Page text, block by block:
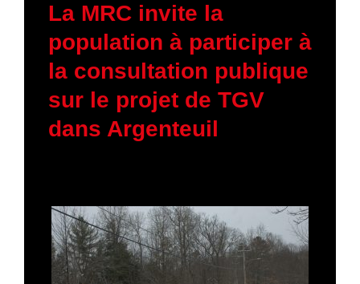
La MRC invite la
population à participer à
la consultation publique
sur le projet de TGV
dans Argenteuil